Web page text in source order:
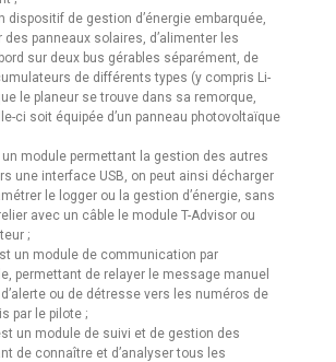
de gestion d’énergie embarquée,
des panneaux solaires, d’alimenter les
sur deux bus gérables séparément, de
de différents types (y compris Li-
le planeur se trouve dans sa remorque,
ci soit équipée d’un panneau photovoltaïque
module permettant la gestion des autres
une interface USB, on peut ainsi décharger
le logger ou la gestion d’énergie, sans
avec un câble le module T-Advisor ou
;
un module de communication par
permettant de relayer le message manuel
ou de détresse vers les numéros de
par le pilote ;
un module de suivi et de gestion des
de connaître et d’analyser tous les